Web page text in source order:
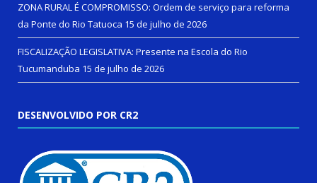
ZONA RURAL É COMPROMISSO: Ordem de serviço para reforma
da Ponte do Rio Tatuoca 15 de julho de 2026
FISCALIZAÇÃO LEGISLATIVA: Presente na Escola do Rio
Tucumanduba 15 de julho de 2026
DESENVOLVIDO POR CR2